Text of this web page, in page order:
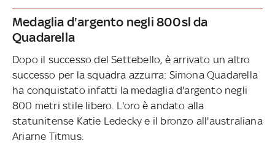
Medaglia d'argento negli 800sl da
Quadarella
Dopo il successo del Settebello, è arrivato un altro
successo per la squadra azzurra: Simona Quadarella
ha conquistato infatti la medaglia d'argento negli
800 metri stile libero. L'oro è andato alla
statunitense Katie Ledecky e il bronzo all'australiana
Ariarne Titmus.